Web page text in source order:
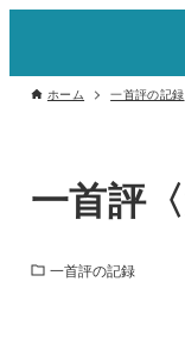
ホーム 一首評の記録
一首評
一首評の記録